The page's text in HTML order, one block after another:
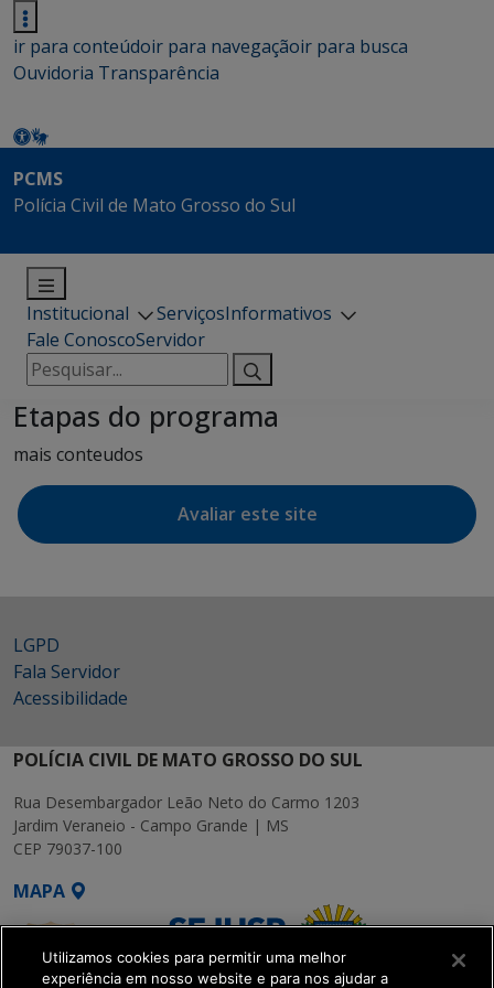
ir para conteúdoir para navegaçãoir para busca
Ouvidoria Transparência
PCMS
Polícia Civil de Mato Grosso do Sul
Institucional ServiçosInformativos
Fale ConoscoServidor
Pesquisar
por:
Etapas do programa
mais conteudos
Avaliar este site
LGPD
Fala Servidor
Acessibilidade
POLÍCIA CIVIL DE MATO GROSSO DO SUL
Rua Desembargador Leão Neto do Carmo 1203
Jardim Veraneio - Campo Grande | MS
CEP 79037-100
MAPA
Utilizamos cookies para permitir uma melhor
experiência em nosso website e para nos ajudar a